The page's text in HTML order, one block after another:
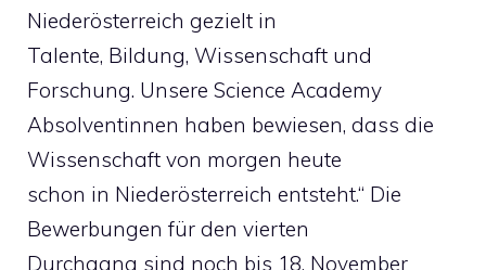
Niederösterreich gezielt in
Talente, Bildung, Wissenschaft und
Forschung. Unsere Science Academy
Absolventinnen haben bewiesen, dass die
Wissenschaft von morgen heute
schon in Niederösterreich entsteht.“ Die
Bewerbungen für den vierten
Durchgang sind noch bis 18. November